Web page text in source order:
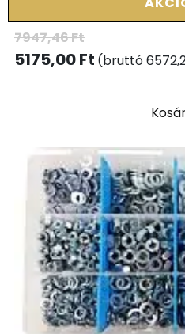
7947,46Ft
5175,00Ft (bruttó